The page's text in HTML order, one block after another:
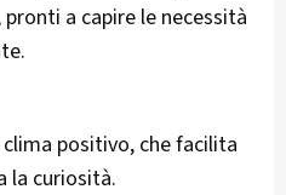
a capire le necessità
positivo, che facilita
la curiosità.